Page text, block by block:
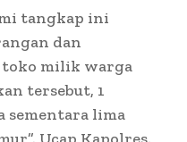
tangkap ini
dan
toko milik warga
tersebut, 1
sementara lima